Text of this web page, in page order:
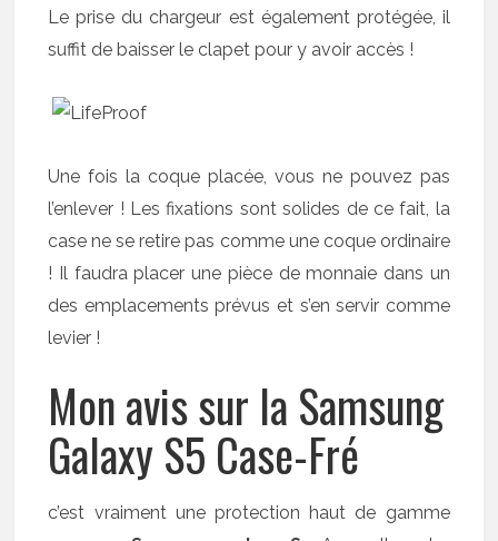
Le prise du chargeur est également protégée, il
suffit de baisser le clapet pour y avoir accès !
Une fois la coque placée, vous ne pouvez pas
l’enlever ! Les fixations sont solides de ce fait, la
case ne se retire pas comme une coque ordinaire
! Il faudra placer une pièce de monnaie dans un
des emplacements prévus et s’en servir comme
levier !
Mon avis sur la Samsung
Galaxy S5 Case-Fré
c’est vraiment une protection haut de gamme